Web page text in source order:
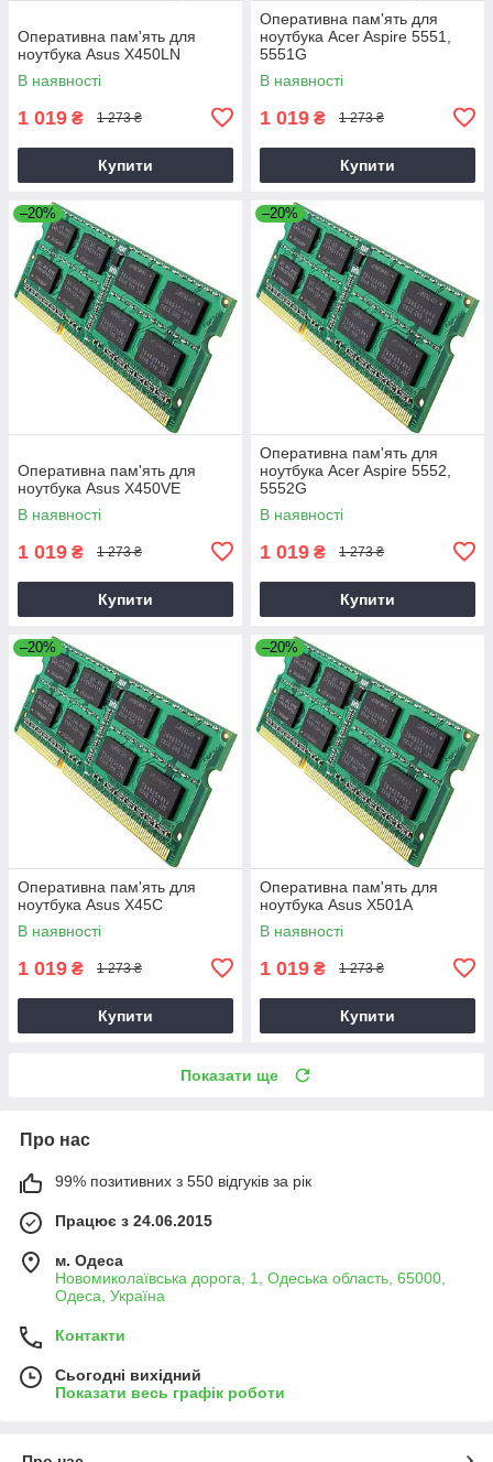
Оперативна пам'ять для
ноутбука Asus X450LN
В наявності
1 019 ₴ 1 273 ₴
Купити
Оперативна пам'ять для
ноутбука Acer Aspire 5551,
5551G
В наявності
1 019 ₴ 1 273 ₴
Купити
–20%
Оперативна пам'ять для
ноутбука Asus X450VE
В наявності
1 019 ₴ 1 273 ₴
Купити
–20%
Оперативна пам'ять для
ноутбука Acer Aspire 5552,
5552G
В наявності
1 019 ₴ 1 273 ₴
Купити
–20%
Оперативна пам'ять для
ноутбука Asus X45C
В наявності
1 019 ₴ 1 273 ₴
Купити
–20%
Оперативна пам'ять для
ноутбука Asus X501A
В наявності
1 019 ₴ 1 273 ₴
Купити
Показати ще
Про нас
99% позитивних з 550 відгуків за рік
Працює з 24.06.2015
м. Одеса
Новомиколаївська дорога, 1, Одеська область, 65000,
Одеса, Україна
Контакти
Сьогодні вихідний
Показати весь графік роботи